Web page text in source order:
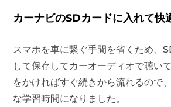
カーナビのSDカードに入れて快
スマホを車に繋ぐ手間を省くため、
して保存してカーオーディオで聴い
をかければすぐ続きから流れるので
な学習時間になりました。